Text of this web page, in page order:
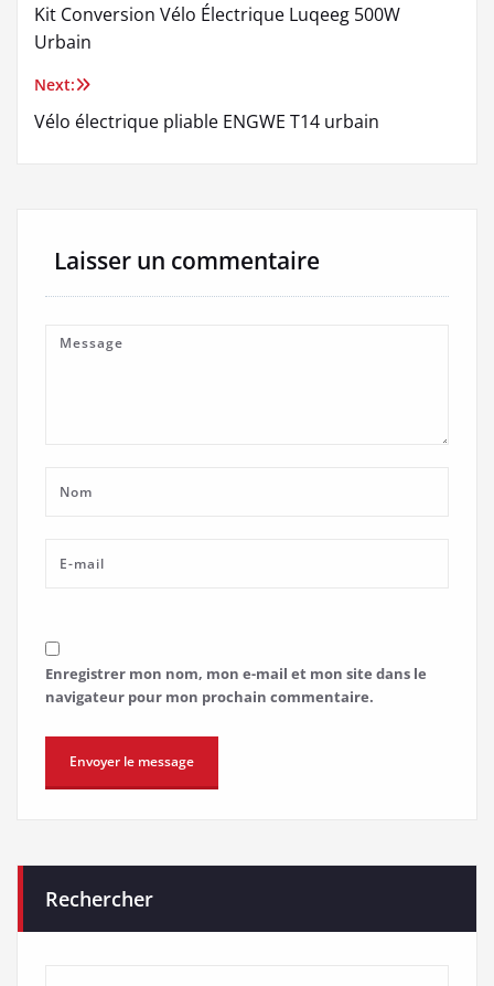
de
l’article
Kit Conversion Vélo Électrique Luqeeg 500W
Urbain
Next:
Vélo électrique pliable ENGWE T14 urbain
Laisser un commentaire
Enregistrer mon nom, mon e-mail et mon site dans le
navigateur pour mon prochain commentaire.
Rechercher